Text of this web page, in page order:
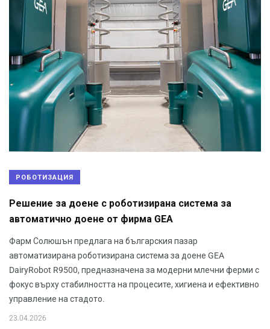
РОБОТИЗАЦИЯ
Решение за доене с роботизирана система за
автоматично доене от фирма GEA
Фарм Солюшън предлага на българския пазар
автоматизирана роботизирана система за доене GEA
DairyRobot R9500, предназначена за модерни млечни ферми с
фокус върху стабилността на процесите, хигиена и ефективно
управление на стадото.
23.04.2026